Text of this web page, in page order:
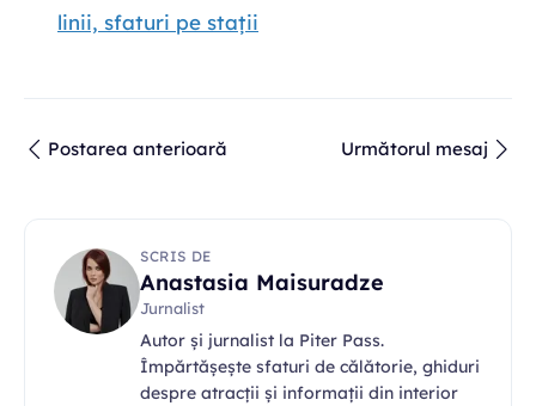
linii, sfaturi pe stații
Postarea anterioară Următorul mesaj
SCRIS DE
Anastasia Maisuradze
Jurnalist
Autor și jurnalist la Piter Pass.
Împărtășește sfaturi de călătorie, ghiduri
despre atracții și informații din interior